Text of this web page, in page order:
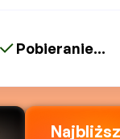
Pobieranie...